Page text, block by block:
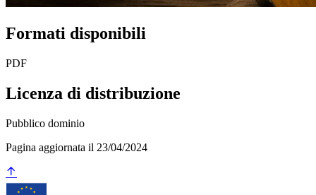
Formati disponibili
PDF
Licenza di distribuzione
Pubblico dominio
Pagina aggiornata il 23/04/2024